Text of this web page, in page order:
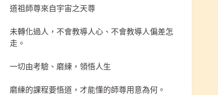
道祖師尊來自宇宙之天尊
未轉化過人，不會教導人心、不會教導人偏差怎
走。
一切由考驗、磨練，領悟人生
磨練的課程要悟道，才能懂的師尊用意為何。